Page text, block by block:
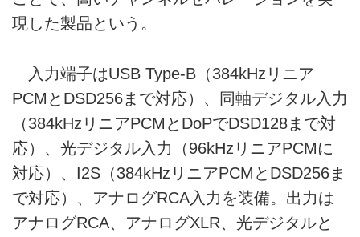
現した製品という。
入力端子はUSB Type-B（384kHzリニア
PCMとDSD256まで対応）、同軸デジタル入力
（384kHzリニアPCMとDoPでDSD128まで対
応）、光デジタル入力（96kHzリニアPCMに
対応）、I2S（384kHzリニアPCMとDSD256ま
で対応）、アナログRCA入力を装備。出力は
アナログRCA、アナログXLR、光デジタルと